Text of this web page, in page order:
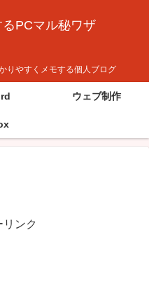
PCマル秘ワザ
りやすくメモする個人ブログ
ウェブ制作
リンク